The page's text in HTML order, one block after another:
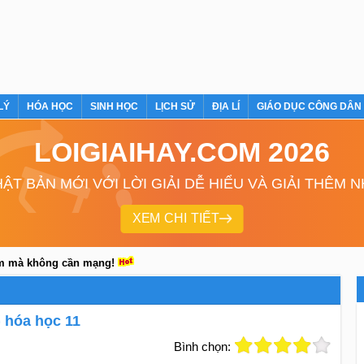
HÓA HỌC SINH HỌC LỊCH SỬ ĐỊA LÍ GIÁO DỤC CÔNG DÂN
LOIGIAIHAY.COM 2026
BẢN MỚI VỚI LỜI GIẢI DỄ HIỂU VÀ GIẢI THÊM
XEM CHI TIẾT
mà không cần mạng!
hóa học 11
Bình chọn: